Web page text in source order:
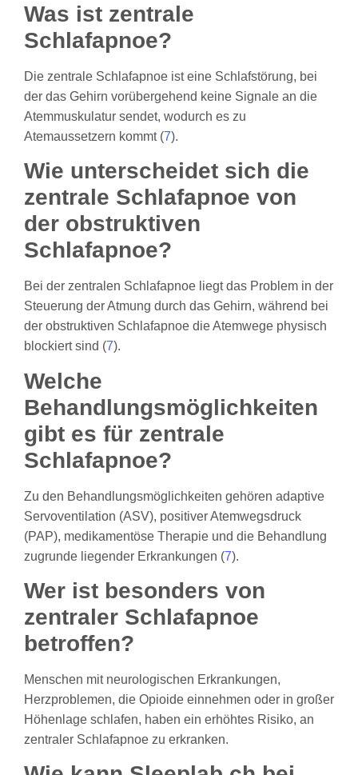
Was ist zentrale
Schlafapnoe?
Die zentrale Schlafapnoe ist eine Schlafstörung, bei
der das Gehirn vorübergehend keine Signale an die
Atemmuskulatur sendet, wodurch es zu
Atemaussetzern kommt (7).
Wie unterscheidet sich die
zentrale Schlafapnoe von
der obstruktiven
Schlafapnoe?
Bei der zentralen Schlafapnoe liegt das Problem in der
Steuerung der Atmung durch das Gehirn, während bei
der obstruktiven Schlafapnoe die Atemwege physisch
blockiert sind (7).
Welche
Behandlungsmöglichkeiten
gibt es für zentrale
Schlafapnoe?
Zu den Behandlungsmöglichkeiten gehören adaptive
Servoventilation (ASV), positiver Atemwegsdruck
(PAP), medikamentöse Therapie und die Behandlung
zugrunde liegender Erkrankungen (7).
Wer ist besonders von
zentraler Schlafapnoe
betroffen?
Menschen mit neurologischen Erkrankungen,
Herzproblemen, die Opioide einnehmen oder in großer
Höhenlage schlafen, haben ein erhöhtes Risiko, an
zentraler Schlafapnoe zu erkranken.